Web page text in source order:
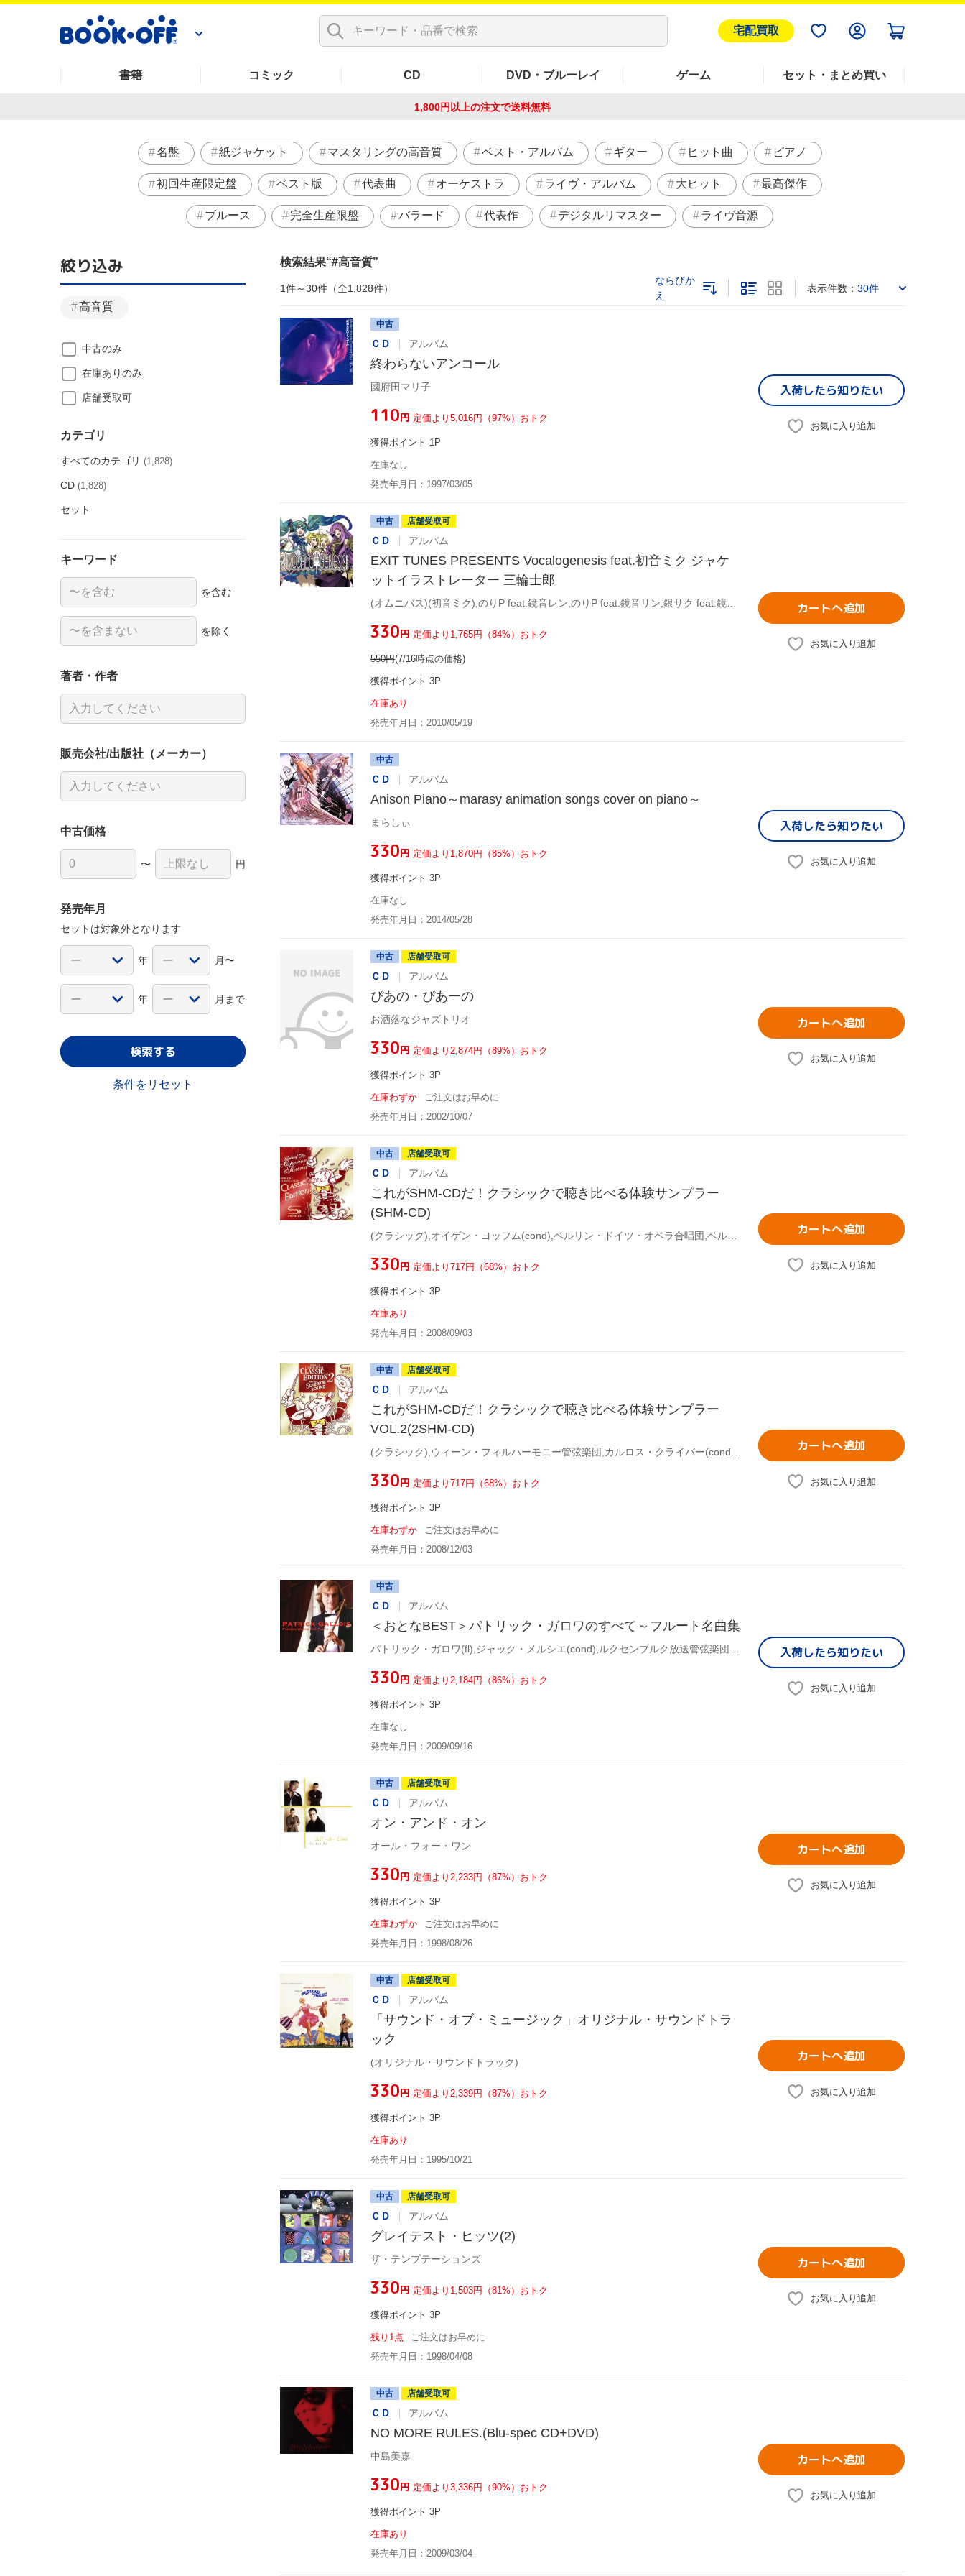
宅配買取
書籍 コミック CD DVD・ブルーレイ ゲーム セット・まとめ買い
1,800円以上の注文で送料無料
名盤 紙ジャケット マスタリングの高音質 ベスト・アルバム ギター ヒット曲 ピアノ
初回生産限定盤 ベスト版 代表曲 オーケストラ ライヴ・アルバム 大ヒット 最高傑作
ブルース 完全生産限盤 バラード 代表作 デジタルリマスター ライヴ音源
検索結果 #高音質
1件～30件（全1,828件）
ならびか
え
表示件数： 30件
中古
ＣＤ アルバム
終わらないアンコール
國府田マリ子
¥110円 定価より5,016円（97%）おトク
獲得ポイント 1P
在庫なし
発売年月日：1997/03/05
入荷したら知りたい
お気に入り追加
中古 店舗受取可
ＣＤ アルバム
EXIT TUNES PRESENTS Vocalogenesis feat.初音ミク ジャケ
ットイラストレーター 三輪士郎
¥330円 定価より1,765円（84%）おトク
550円(7/16時点の価格)
獲得ポイント 3P
在庫あり
発売年月日：2010/05/19
カートへ追加
お気に入り追加
中古
ＣＤ アルバム
Anison Piano～marasy animation songs cover on piano～
まらしぃ
¥330円 定価より1,870円（85%）おトク
獲得ポイント 3P
在庫なし
発売年月日：2014/05/28
入荷したら知りたい
お気に入り追加
中古 店舗受取可
ＣＤ アルバム
ぴあの・ぴあーの
お洒落なジャズトリオ
¥330円 定価より2,874円（89%）おトク
獲得ポイント 3P
在庫わずか
ご注文はお早めに
発売年月日：2002/10/07
カートへ追加
お気に入り追加
中古 店舗受取可
ＣＤ アルバム
これがSHM-CDだ！クラシックで聴き比べる体験サンプラー
(SHM-CD)
¥330円 定価より717円（68%）おトク
獲得ポイント 3P
在庫あり
発売年月日：2008/09/03
カートへ追加
お気に入り追加
中古 店舗受取可
ＣＤ アルバム
これがSHM-CDだ！クラシックで聴き比べる体験サンプラー
VOL.2(2SHM-CD)
¥330円 定価より717円（68%）おトク
獲得ポイント 3P
在庫わずか
ご注文はお早めに
発売年月日：2008/12/03
カートへ追加
お気に入り追加
中古
ＣＤ アルバム
＜おとなBEST＞パトリック・ガロワのすべて～フルート名曲集
¥330円 定価より2,184円（86%）おトク
獲得ポイント 3P
在庫なし
発売年月日：2009/09/16
入荷したら知りたい
お気に入り追加
中古 店舗受取可
ＣＤ アルバム
オン・アンド・オン
オール・フォー・ワン
¥330円 定価より2,233円（87%）おトク
獲得ポイント 3P
在庫わずか
ご注文はお早めに
発売年月日：1998/08/26
カートへ追加
お気に入り追加
中古 店舗受取可
ＣＤ アルバム
「サウンド・オブ・ミュージック」オリジナル・サウンドトラ
ック
(オリジナル・サウンドトラック)
¥330円 定価より2,339円（87%）おトク
獲得ポイント 3P
在庫あり
発売年月日：1995/10/21
カートへ追加
お気に入り追加
中古 店舗受取可
ＣＤ アルバム
グレイテスト・ヒッツ(2)
ザ・テンプテーションズ
¥330円 定価より1,503円（81%）おトク
獲得ポイント 3P
残り1点
ご注文はお早めに
発売年月日：1998/04/08
カートへ追加
お気に入り追加
中古 店舗受取可
ＣＤ アルバム
NO MORE RULES.(Blu-spec CD+DVD)
中島美嘉
¥330円 定価より3,336円（90%）おトク
獲得ポイント 3P
在庫あり
発売年月日：2009/03/04
カートへ追加
お気に入り追加
絞り込み
高音質
中古のみ
在庫ありのみ
店舗受取可
カテゴリ
すべてのカテゴリ (1,828)
CD (1,828)
セット
キーワード
を含む
を除く
著者・作者
販売会社/出版社（メーカー）
中古価格
〜 円
発売年月
セットは対象外となります
年 月〜
年 月まで
検索する
条件をリセット